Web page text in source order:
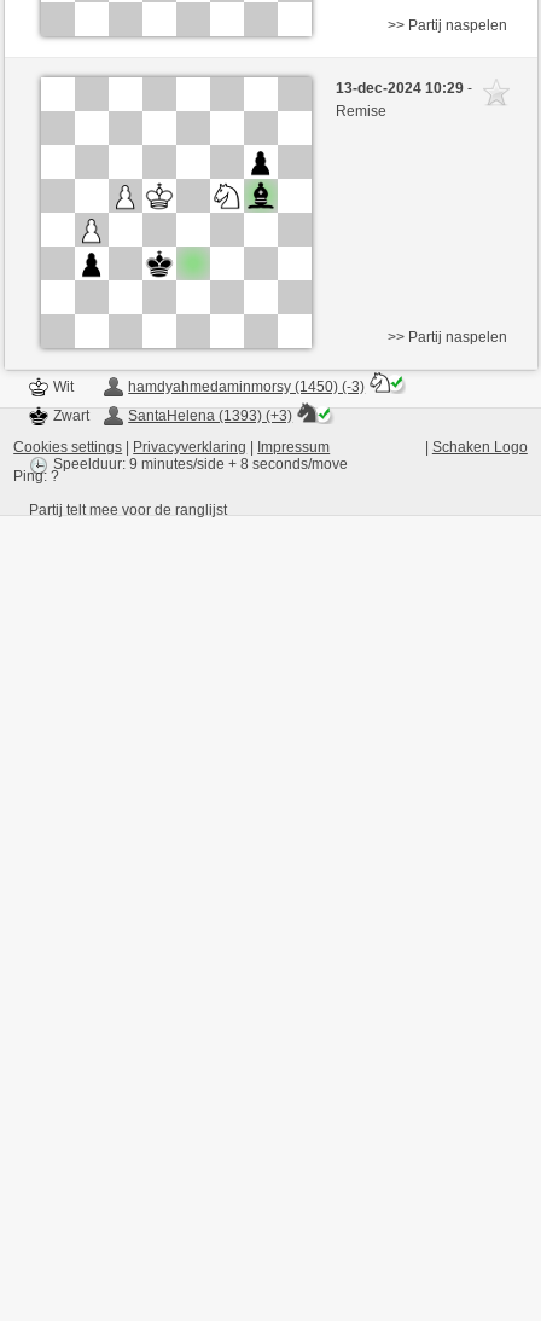
Zwart
scacchi77 (1380) (-3)
Speelduur: 9 minutes/side + 8 seconds/move
Partij telt mee voor de ranglijst
>> Partij naspelen
13-dec-2024 10:29-
Remise
Wit
hamdyahmedaminmorsy (1450) (-3)
Zwart
SantaHelena (1393) (+3)
Speelduur: 9 minutes/side + 8 seconds/move
Partij telt mee voor de ranglijst
>> Partij naspelen
Schaken Logo
Cookies settings Privacyverklaring
Impressum
Ping:?